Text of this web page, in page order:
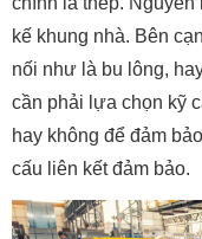
kế khung nhà. Bên
nối như là bu lông,
cần phải lựa chọn kỹ
hay không để đảm
cấu liên kết đảm bảo.